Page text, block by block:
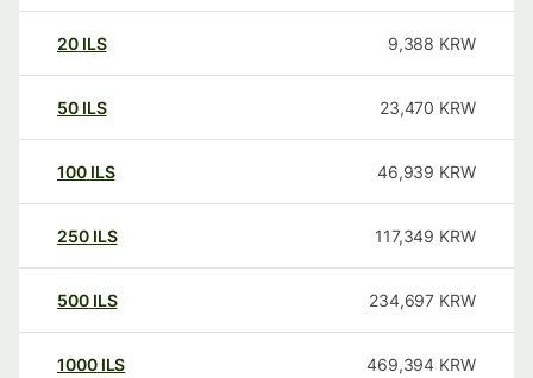
20 ILS 9,388 KRW
50 ILS 23,470 KRW
100 ILS 46,939 KRW
250 ILS 117,349 KRW
500 ILS 234,697 KRW
1000 ILS 469,394 KRW